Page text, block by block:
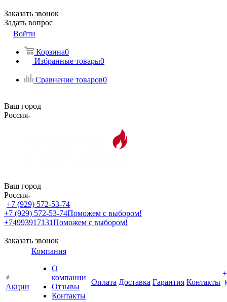
Заказать звонок
Задать вопрос
Войти
Корзина0
Избранные товары0
Сравнение товаров0
Ваш город
Россия
Ваш город
Россия
+7 (929) 572-53-74
+7 (929) 572-53-74Поможем с выбором!
+74993917131Поможем с выбором!
Заказать звонок
Акции
Компания
О
компании
Отзывы
Контакты
Оплата Доставка Гарантия Контакты
+